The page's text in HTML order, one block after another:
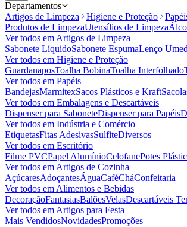
Departamentos
Artigos de Limpeza
Higiene e Proteção
Produtos de LimpezaUtensílios de Limpeza
Ver todos emArtigos de Limpeza
Sabonete LíquidoSabonete EspumaLenço
Ver todos em Higiene e Proteção
GuardanaposToalha BobinaToalha Interfolhado
Ver todos em Papéis
BandejasMarmitexSacos Plásticos e Kraft
Ver todos em Embalagens e Descartáveis
Dispenser para SaboneteDispenser para Papéis
Ver todos em Indústria e Comércio
EtiquetasFitas AdesivasSulfiteDiversos
Ver todos em Escritório
Filme PVCPapel AlumínioCelofanePotes
Ver todos emArtigos de Cozinha
AçúcaresAdoçantesÁguaCaféCháConfeitaria
Ver todos emAlimentos e Bebidas
DecoraçãoFantasiasBalõesVelasDescartáveis
Ver todos emArtigos para Festa
Mais VendidosNovidadesPromoções